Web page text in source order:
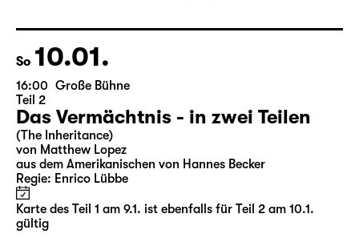
Karten
Karte auch für Teil 2 am 10.1. gültig
So 10.01.
16:00 Große Bühne
Teil 2
Das Vermächtnis - in zwei Teilen
(The Inheritance)
von Matthew Lopez
aus dem Amerikanischen von Hannes Becker